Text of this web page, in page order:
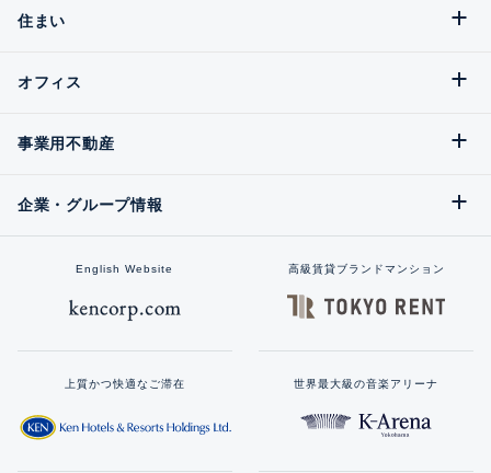
住まい
オフィス
事業用不動産
企業・グループ情報
English Website 高級賃貸ブランドマンション
上質かつ快適なご滞在 世界最大級の音楽アリーナ